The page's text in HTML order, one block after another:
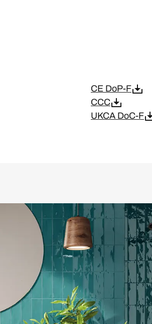
CE DoP-F
CCC
UKCA DoC-F